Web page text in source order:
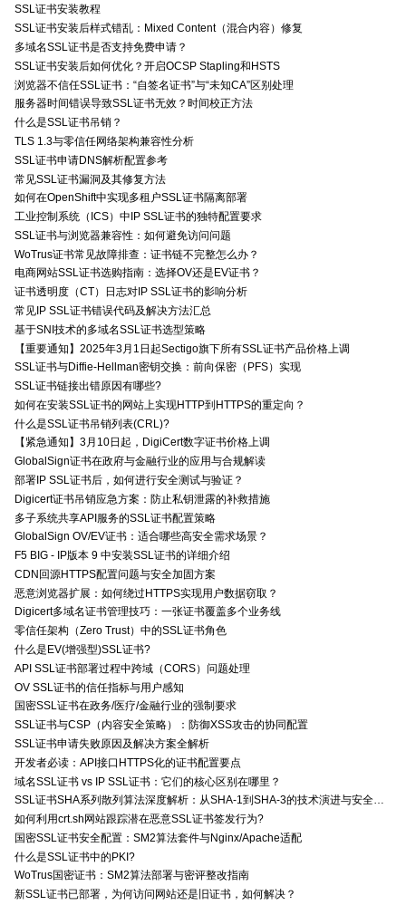
SSL证书安装教程
SSL证书安装后样式错乱：Mixed Content（混合内容）修复
多域名SSL证书是否支持免费申请？
SSL证书安装后如何优化？开启OCSP Stapling和HSTS
浏览器不信任SSL证书：“自签名证书”与“未知CA”区别处理
服务器时间错误导致SSL证书无效？时间校正方法
什么是SSL证书吊销？
TLS 1.3与零信任网络架构兼容性分析
SSL证书申请DNS解析配置参考
常见SSL证书漏洞及其修复方法
如何在OpenShift中实现多租户SSL证书隔离部署
工业控制系统（ICS）中IP SSL证书的独特配置要求
SSL证书与浏览器兼容性：如何避免访问问题
WoTrus证书常见故障排查：证书链不完整怎么办？
电商网站SSL证书选购指南：选择OV还是EV证书？
证书透明度（CT）日志对IP SSL证书的影响分析
常见IP SSL证书错误代码及解决方法汇总
基于SNI技术的多域名SSL证书选型策略
【重要通知】2025年3月1日起Sectigo旗下所有SSL证书产品价格上调
SSL证书与Diffie-Hellman密钥交换：前向保密（PFS）实现
SSL证书链接出错原因有哪些?
如何在安装SSL证书的网站上实现HTTP到HTTPS的重定向？
什么是SSL证书吊销列表(CRL)?
【紧急通知】3月10日起，DigiCert数字证书价格上调
GlobalSign证书在政府与金融行业的应用与合规解读
部署IP SSL证书后，如何进行安全测试与验证？
Digicert证书吊销应急方案：防止私钥泄露的补救措施
多子系统共享API服务的SSL证书配置策略
GlobalSign OV/EV证书：适合哪些高安全需求场景？
F5 BIG - IP版本 9 中安装SSL证书的详细介绍
CDN回源HTTPS配置问题与安全加固方案
恶意浏览器扩展：如何绕过HTTPS实现用户数据窃取？
Digicert多域名证书管理技巧：一张证书覆盖多个业务线
零信任架构（Zero Trust）中的SSL证书角色
什么是EV(增强型)SSL证书?
API SSL证书部署过程中跨域（CORS）问题处理
OV SSL证书的信任指标与用户感知
国密SSL证书在政务/医疗/金融行业的强制要求
SSL证书与CSP（内容安全策略）：防御XSS攻击的协同配置
SSL证书申请失败原因及解决方案全解析
开发者必读：API接口HTTPS化的证书配置要点
域名SSL证书 vs IP SSL证书：它们的核心区别在哪里？
SSL证书SHA系列散列算法深度解析：从SHA-1到SHA-3的技术演进与安全特性
如何利用crt.sh网站跟踪潜在恶意SSL证书签发行为?
国密SSL证书安全配置：SM2算法套件与Nginx/Apache适配
什么是SSL证书中的PKI?
WoTrus国密证书：SM2算法部署与密评整改指南
新SSL证书已部署，为何访问网站还是旧证书，如何解决？